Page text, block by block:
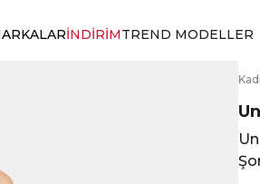
İNDİRİMTREND MODELLER
K